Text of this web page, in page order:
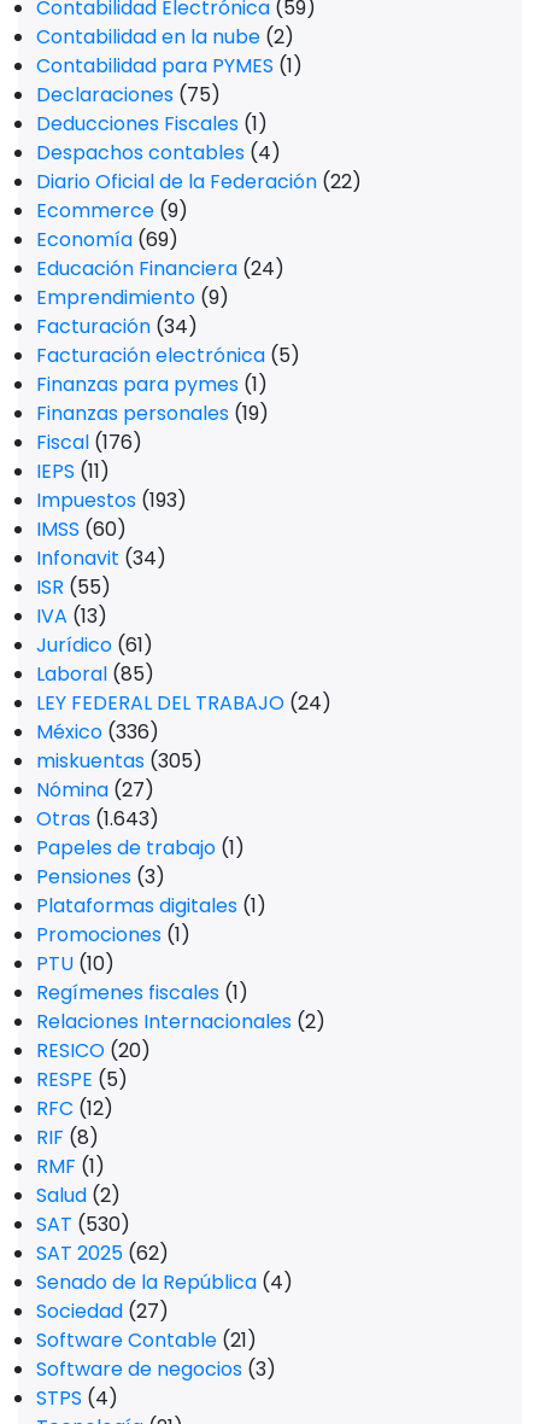
Contabilidad Electrónica (59)
Contabilidad en la nube (2)
Contabilidad para PYMES (1)
Declaraciones (75)
Deducciones Fiscales (1)
Despachos contables (4)
Diario Oficial de la Federación (22)
Ecommerce (9)
Economía (69)
Educación Financiera (24)
Emprendimiento (9)
Facturación (34)
Facturación electrónica (5)
Finanzas para pymes (1)
Finanzas personales (19)
Fiscal (176)
IEPS (11)
Impuestos (193)
IMSS (60)
Infonavit (34)
ISR (55)
IVA (13)
Jurídico (61)
Laboral (85)
LEY FEDERAL DEL TRABAJO (24)
México (336)
miskuentas (305)
Nómina (27)
Otras (1.643)
Papeles de trabajo (1)
Pensiones (3)
Plataformas digitales (1)
Promociones (1)
PTU (10)
Regímenes fiscales (1)
Relaciones Internacionales (2)
RESICO (20)
RESPE (5)
RFC (12)
RIF (8)
RMF (1)
Salud (2)
SAT (530)
SAT 2025 (62)
Senado de la República (4)
Sociedad (27)
Software Contable (21)
Software de negocios (3)
STPS (4)